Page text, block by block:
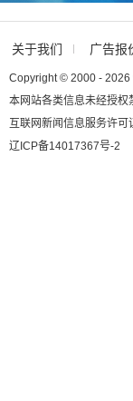
关于我们 广告报
Copyright © 2000 - 2026
本网站各类信息未经授
互联网新闻信息服务许
辽ICP备14017367号-2